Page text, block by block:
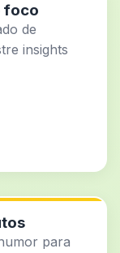
foco
de
insights
para